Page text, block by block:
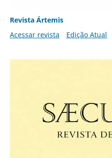
Revista Ártemis
Acessar revista
Edição Atual